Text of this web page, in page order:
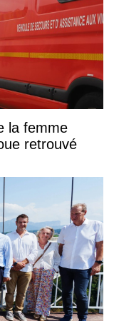
la femme
retrouvé